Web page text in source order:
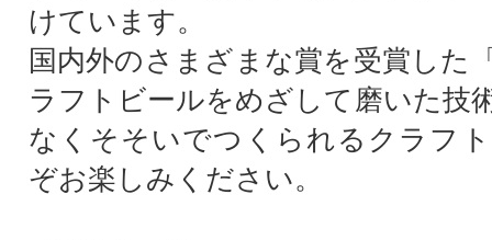
けています。
国内外のさまざまな賞を受賞した
ラフトビールをめざして磨いた技
なくそそいでつくられるクラフ
ぞお楽しみください。